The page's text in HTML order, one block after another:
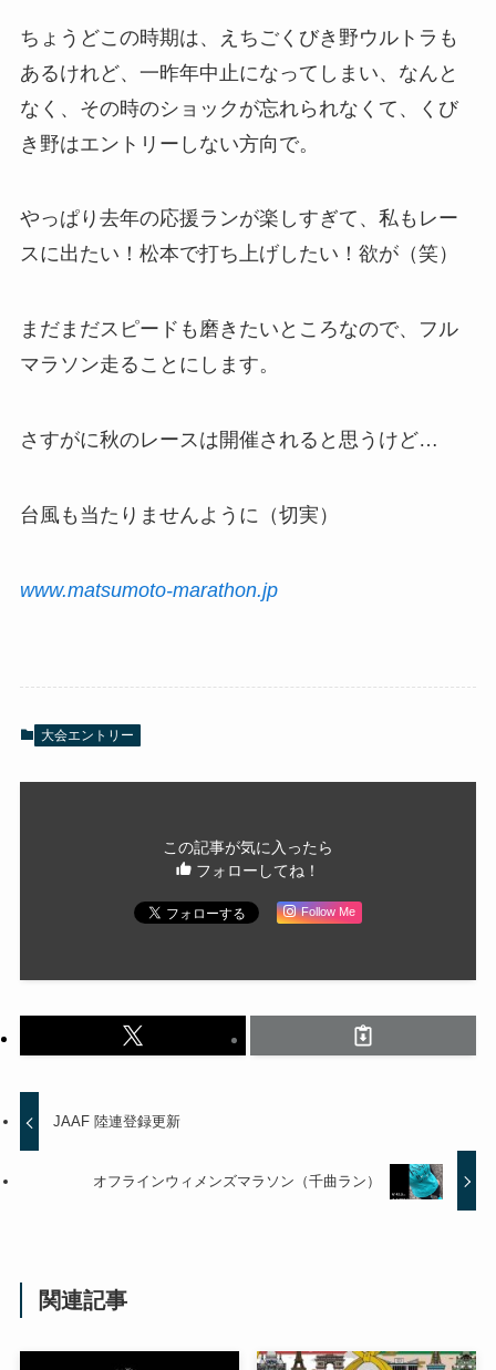
ちょうどこの時期は、えちごくびき野ウルトラも
あるけれど、一昨年中止になってしまい、なんと
なく、その時のショックが忘れられなくて、くび
き野はエントリーしない方向で。
やっぱり去年の応援ランが楽しすぎて、私もレー
スに出たい！松本で打ち上げしたい！欲が（笑）
まだまだスピードも磨きたいところなので、フル
マラソン走ることにします。
さすがに秋のレースは開催されると思うけど…
台風も当たりませんように（切実）
www.matsumoto-marathon.jp
大会エントリー
この記事が気に入ったら
フォローしてね！
Follow Me
JAAF 陸連登録更新
オフラインウィメンズマラソン（千曲ラン）
関連記事